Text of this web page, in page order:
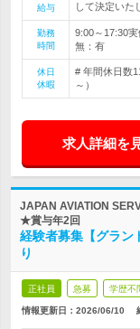
給与
して決定いた
勤務
時間
9:00～17:30
無：有
休日
休暇
# 年間休日数
～）
求人詳細を
JAPAN AVIATION
★賞与年2回
経験者募集【グラ
り
正社員 急募 学歴不
情報更新日：2026/06/10